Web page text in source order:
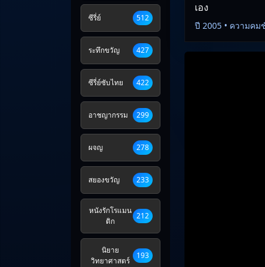
ซีรี่ย์ 512
ระทึกขวัญ 427
ซีรี่ย์ซับไทย 422
อาชญากรรม 299
ผจญ 278
สยองขวัญ 233
หนังรักโรแมน
ติก
212
นิยาย
วิทยาศาสตร์
193
เอง
ปี 2005 • ความคม